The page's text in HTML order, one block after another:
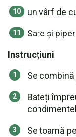
un vârf de
Sare și
Instrucțiuni
Se
Bateți
Se toarnă